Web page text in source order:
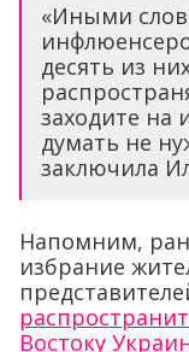
«Иными
десять из
заходите на
думать не
заключила
Напомним,
избрание
Востоку